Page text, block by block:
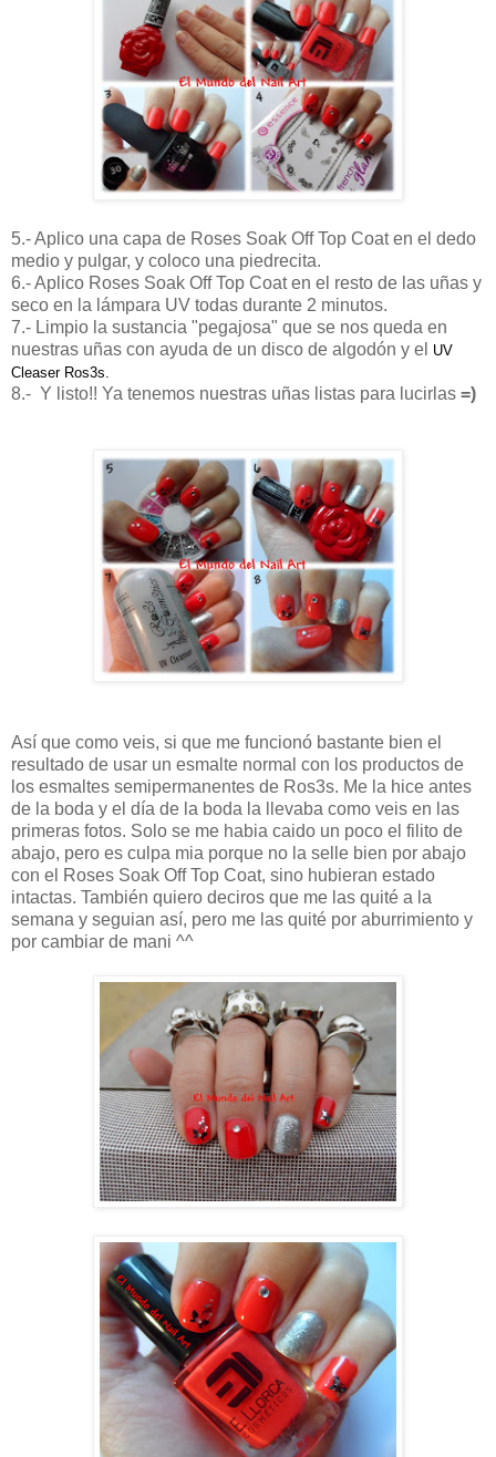
5.- Aplico una capa de Roses Soak Off Top Coat en el dedo
medio y pulgar, y coloco una piedrecita.
6.- Aplico Roses Soak Off Top Coat en el resto de las uñas y
seco en la lámpara UV todas durante 2 minutos.
7.- Limpio la sustancia "pegajosa" que se nos queda en
nuestras uñas con ayuda de un disco de algodón y el UV
Cleaser Ros3s.
8.- Y listo!! Ya tenemos nuestras uñas listas para lucirlas =)
Así que como veis, si que me funcionó bastante bien el
resultado de usar un esmalte normal con los productos de
los esmaltes semipermanentes de Ros3s. Me la hice antes
de la boda y el día de la boda la llevaba como veis en las
primeras fotos. Solo se me habia caido un poco el filito de
abajo, pero es culpa mia porque no la selle bien por abajo
con el Roses Soak Off Top Coat, sino hubieran estado
intactas. También quiero deciros que me las quité a la
semana y seguian así, pero me las quité por aburrimiento y
por cambiar de mani ^^